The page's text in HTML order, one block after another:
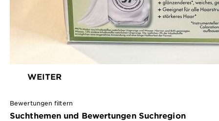
WEITER
Bewertungen filtern
Suchthemen und Bewertungen Suchregion